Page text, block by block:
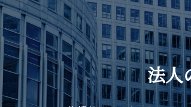
法人